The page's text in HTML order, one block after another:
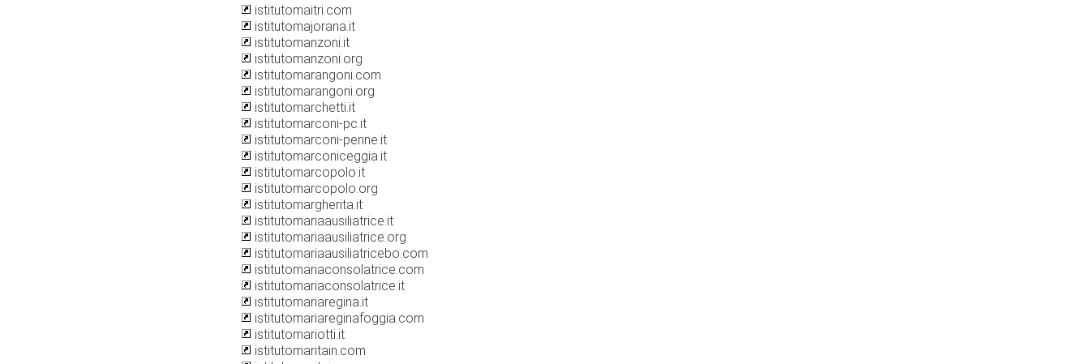
istitutomaitri.com
istitutomajorana.it
istitutomanzoni.it
istitutomanzoni.org
istitutomarangoni.com
istitutomarangoni.org
istitutomarchetti.it
istitutomarconi-pc.it
istitutomarconi-penne.it
istitutomarconiceggia.it
istitutomarcopolo.it
istitutomarcopolo.org
istitutomargherita.it
istitutomariaausiliatrice.it
istitutomariaausiliatrice.org
istitutomariaausiliatricebo.com
istitutomariaconsolatrice.com
istitutomariaconsolatrice.it
istitutomariaregina.it
istitutomariareginafoggia.com
istitutomariotti.it
istitutomaritain.com